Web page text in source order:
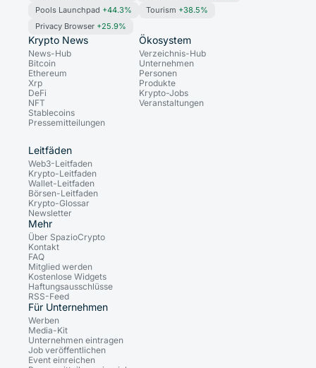
Pools Launchpad +44.3% Tourism +38.5%
Privacy Browser +25.9%
Krypto News
News-Hub
Bitcoin
Ethereum
Xrp
DeFi
NFT
Stablecoins
Pressemitteilungen
Ökosystem
Verzeichnis-Hub
Unternehmen
Personen
Produkte
Krypto-Jobs
Veranstaltungen
Leitfäden
Web3-Leitfaden
Krypto-Leitfaden
Wallet-Leitfaden
Börsen-Leitfaden
Krypto-Glossar
Newsletter
Mehr
Über SpazioCrypto
Kontakt
FAQ
Mitglied werden
Kostenlose Widgets
Haftungsausschlüsse
RSS-Feed
Für Unternehmen
Werben
Media-Kit
Unternehmen eintragen
Job veröffentlichen
Event einreichen